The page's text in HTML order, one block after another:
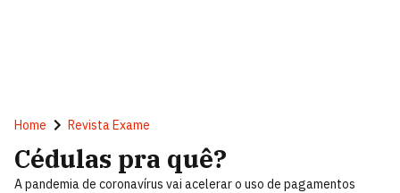
Home Revista Exame
Cédulas pra quê?
A pandemia de coronavírus vai acelerar o uso de pagamentos